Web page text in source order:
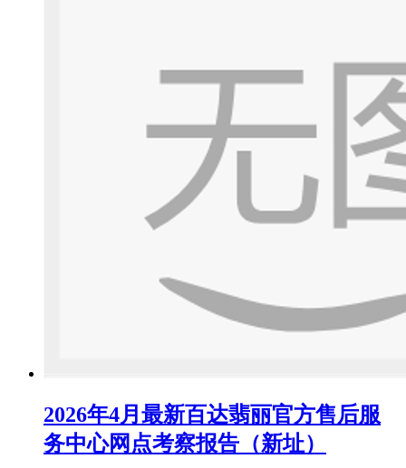
2026年4月最新百达翡丽官方售后服
务中心网点考察报告（新址）